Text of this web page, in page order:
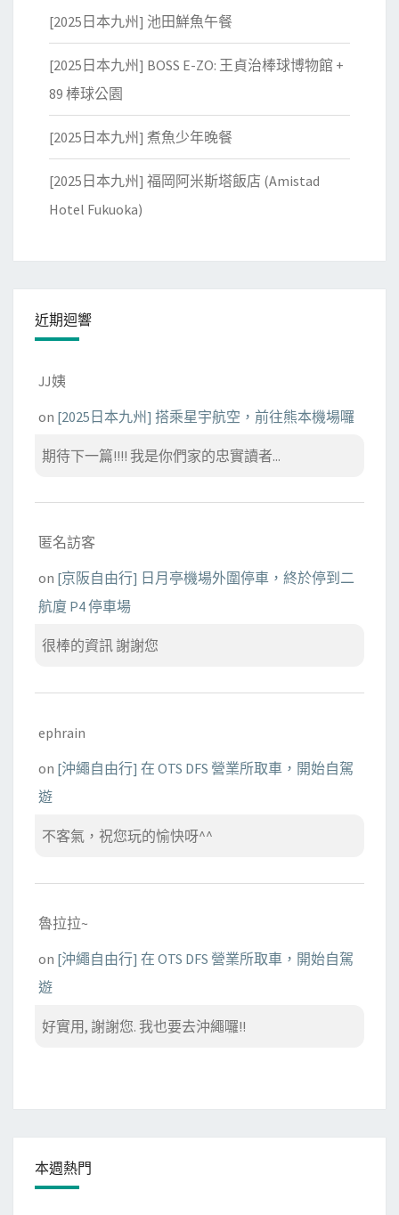
[2025日本九州] 池田鮮魚午餐
[2025日本九州] BOSS E-ZO: 王貞治棒球博物館 +
89 棒球公園
[2025日本九州] 煮魚少年晚餐
[2025日本九州] 福岡阿米斯塔飯店 (Amistad
Hotel Fukuoka)
近期迴響
JJ姨
on [2025日本九州] 搭乘星宇航空，前往熊本機場囉
期待下一篇!!!! 我是你們家的忠實讀者...
匿名訪客
on [京阪自由行] 日月亭機場外圍停車，終於停到二
航廈 P4 停車場
很棒的資訊 謝謝您
ephrain
on [沖繩自由行] 在 OTS DFS 營業所取車，開始自駕
遊
不客氣，祝您玩的愉快呀^^
魯拉拉~
on [沖繩自由行] 在 OTS DFS 營業所取車，開始自駕
遊
好實用, 謝謝您. 我也要去沖繩囉!!
本週熱門